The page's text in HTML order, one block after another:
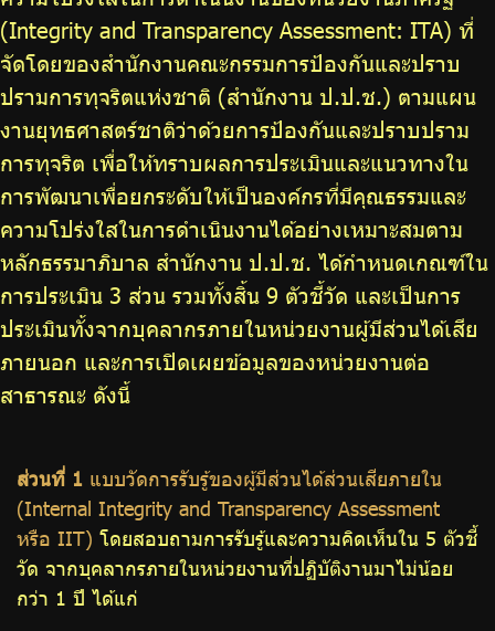
บริการเจ้าหน้าที่ส่วนราชการ
ร่วมงานกับเรา
(Integrity and Transparency Assessment: ITA) ที่
จัดโดยของสำนักงานคณะกรรมการป้องกันและปราบ
ปรามการทุจริตแห่งชาติ (สำนักงาน ป.ป.ช.) ตามแผน
งานยุทธศาสตร์ชาติว่าด้วยการป้องกันและปราบปราม
การทุจริต เพื่อให้ทราบผลการประเมินและแนวทางใน
การพัฒนาเพื่อยกระดับให้เป็นองค์กรที่มีคุณธรรมและ
ความโปร่งใสในการดำเนินงานได้อย่างเหมาะสมตาม
หลักธรรมาภิบาล สำนักงาน ป.ป.ช. ได้กำหนดเกณฑ์ใน
การประเมิน 3 ส่วน รวมทั้งสิ้น 9 ตัวชี้วัด และเป็นการ
ประเมินทั้งจากบุคลากรภายในหน่วยงานผู้มีส่วนได้เสีย
ภายนอก และการเปิดเผยข้อมูลของหน่วยงานต่อ
สาธารณะ ดังนี้
ส่วนที่ 1 แบบวัดการรับรู้ของผู้มีส่วนได้ส่วนเสียภายใน
(Internal Integrity and Transparency Assessment
หรือ IIT) โดยสอบถามการรับรู้และความคิดเห็นใน 5 ตัวชี้
วัด จากบุคลากรภายในหน่วยงานที่ปฏิบัติงานมาไม่น้อย
กว่า 1 ปี ได้แก่